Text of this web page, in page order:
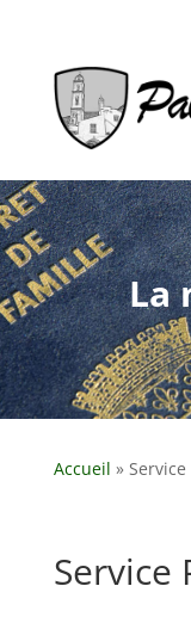
La
Accueil »
Service